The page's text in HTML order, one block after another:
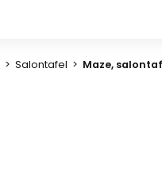
> Salontafel > Maze,